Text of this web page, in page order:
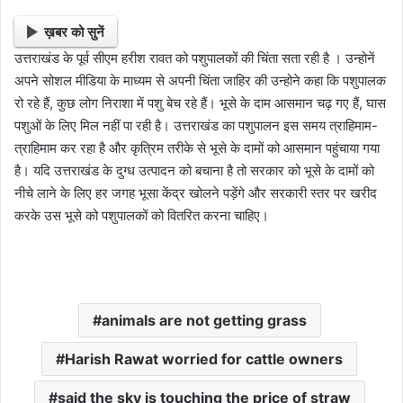
ख़बर को सुनें
उत्तराखंड के पूर्व सीएम हरीश रावत को पशुपालकों की चिंता सता रही है । उन्होनें
अपने सोशल मीडिया के माध्यम से अपनी चिंता जाहिर की उन्होने कहा कि पशुपालक
रो रहे हैं, कुछ लोग निराशा में पशु बेच रहे हैं। भूसे के दाम आसमान चढ़ गए हैं, घास
पशुओं के लिए मिल नहीं पा रही है। उत्तराखंड का पशुपालन इस समय त्राहिमाम-
त्राहिमाम कर रहा है और कृत्रिम तरीके से भूसे के दामों को आसमान पहुंचाया गया
है। यदि उत्तराखंड के दुग्ध उत्पादन को बचाना है तो सरकार को भूसे के दामों को
नीचे लाने के लिए हर जगह भूसा केंद्र खोलने पड़ेंगे और सरकारी स्तर पर खरीद
करके उस भूसे को पशुपालकों को वितरित करना चाहिए।
animals are not getting grass
Harish Rawat worried for cattle owners
said the sky is touching the price of straw